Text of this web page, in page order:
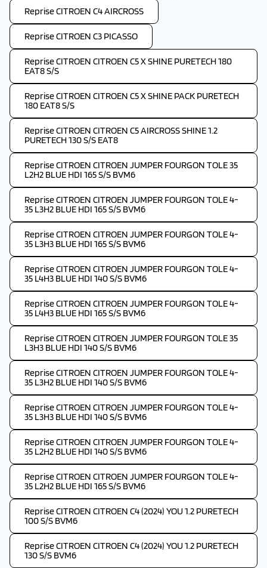
Reprise CITROEN C4 AIRCROSS
Reprise CITROEN C3 PICASSO
Reprise CITROEN CITROEN C5 X SHINE PURETECH 180
EAT8 S/S
Reprise CITROEN CITROEN C5 X SHINE PACK PURETECH
180 EAT8 S/S
Reprise CITROEN CITROEN C5 AIRCROSS SHINE 1.2
PURETECH 130 S/S EAT8
Reprise CITROEN CITROEN JUMPER FOURGON TOLE 35
L2H2 BLUE HDI 165 S/S BVM6
Reprise CITROEN CITROEN JUMPER FOURGON TOLE 4-
35 L3H2 BLUE HDI 165 S/S BVM6
Reprise CITROEN CITROEN JUMPER FOURGON TOLE 4-
35 L3H3 BLUE HDI 165 S/S BVM6
Reprise CITROEN CITROEN JUMPER FOURGON TOLE 4-
35 L4H3 BLUE HDI 140 S/S BVM6
Reprise CITROEN CITROEN JUMPER FOURGON TOLE 4-
35 L4H3 BLUE HDI 165 S/S BVM6
Reprise CITROEN CITROEN JUMPER FOURGON TOLE 35
L3H3 BLUE HDI 140 S/S BVM6
Reprise CITROEN CITROEN JUMPER FOURGON TOLE 4-
35 L3H2 BLUE HDI 140 S/S BVM6
Reprise CITROEN CITROEN JUMPER FOURGON TOLE 4-
35 L3H3 BLUE HDI 140 S/S BVM6
Reprise CITROEN CITROEN JUMPER FOURGON TOLE 4-
35 L2H2 BLUE HDI 140 S/S BVM6
Reprise CITROEN CITROEN JUMPER FOURGON TOLE 4-
35 L2H2 BLUE HDI 165 S/S BVM6
Reprise CITROEN CITROEN C4 (2024) YOU 1.2 PURETECH
100 S/S BVM6
Reprise CITROEN CITROEN C4 (2024) YOU 1.2 PURETECH
130 S/S BVM6